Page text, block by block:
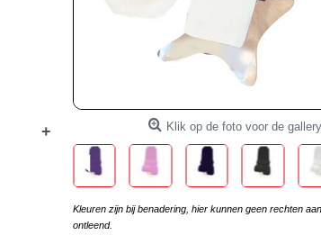
+ Klik op de foto voor de gallery
Kleuren zijn bij benadering, hier kunnen geen rechten
ontleend.